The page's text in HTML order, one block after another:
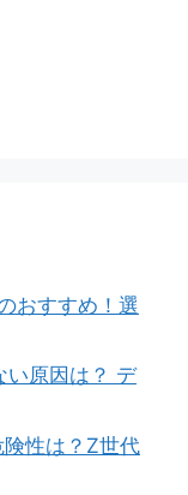
おすすめ！選
い原因は？ デ
険性は？Z世代